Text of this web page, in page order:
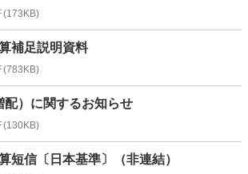
(173KB)
補足説明資料
(783KB)
配）に関するお知らせ
(130KB)
年８月期 決算短信〔日本基準〕（非連結）